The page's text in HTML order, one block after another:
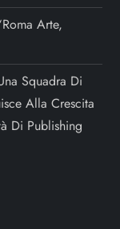
Arte,
Squadra Di
Alla Crescita
Di Publishing